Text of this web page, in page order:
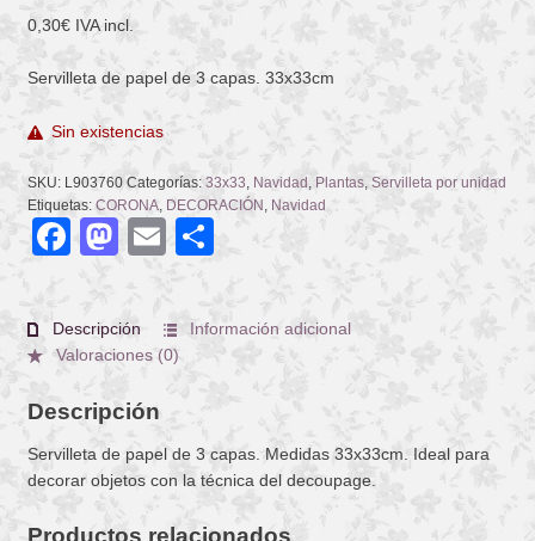
0,30€ IVA incl.
Servilleta de papel de 3 capas. 33x33cm
Sin existencias
SKU: L903760 Categorías: 33x33 Navidad Plantas, Servilleta por unidad
Etiquetas: CORONA, DECORACIÓN Navidad
Facebook
Mastodon
Email
Descripción
Información adicional
Valoraciones (0)
Descripción
Servilleta de papel de 3 capas. Medidas 33x33cm. Ideal para
decorar objetos con la técnica del decoupage.
Productos relacionados